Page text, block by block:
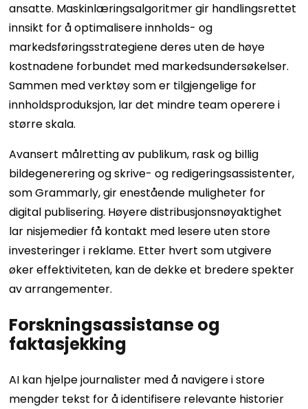
ansatte. Maskinlæringsalgoritmer gir handlingsrettet
innsikt for å optimalisere innholds- og
markedsføringsstrategiene deres uten de høye
kostnadene forbundet med markedsundersøkelser.
Sammen med verktøy som er tilgjengelige for
innholdsproduksjon, lar det mindre team operere i
større skala.
Avansert målretting av publikum, rask og billig
bildegenerering og skrive- og redigeringsassistenter,
som Grammarly, gir enestående muligheter for
digital publisering. Høyere distribusjonsnøyaktighet
lar nisjemedier få kontakt med lesere uten store
investeringer i reklame. Etter hvert som utgivere
øker effektiviteten, kan de dekke et bredere spekter
av arrangementer.
Forskningsassistanse og
faktasjekking
AI kan hjelpe journalister med å navigere i store
mengder tekst for å identifisere relevante historier